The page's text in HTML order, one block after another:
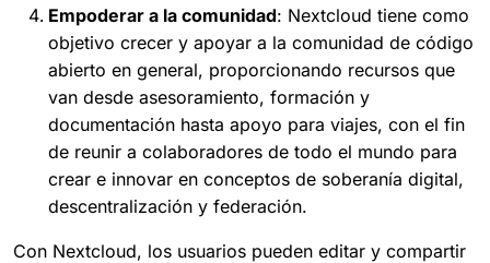
Empoderar a la comunidad: Nextcloud tiene como
objetivo crecer y apoyar a la comunidad de código
abierto en general, proporcionando recursos que
van desde asesoramiento, formación y
documentación hasta apoyo para viajes, con el fin
de reunir a colaboradores de todo el mundo para
crear e innovar en conceptos de soberanía digital,
descentralización y federación.
Con Nextcloud, los usuarios pueden editar y compartir